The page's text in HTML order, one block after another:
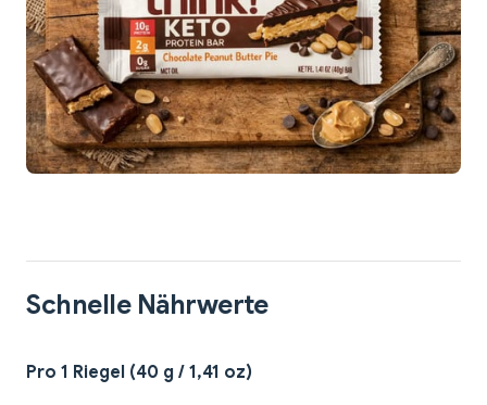
Schnelle Nährwerte
Pro 1 Riegel (40 g / 1,41 oz)